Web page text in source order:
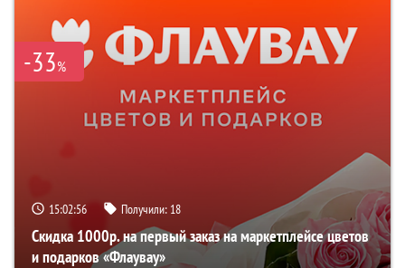
-33%
15:02:55 Получили: 18
Скидка 1000р. на первый заказ на маркетплейсе цветов
и подарков «Флаувау»